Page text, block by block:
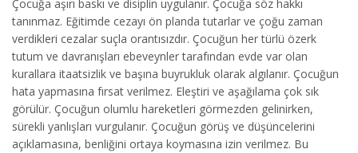
Çocuğa aşırı baskı ve disiplin uygulanır. Çocuğa söz hakkı
tanınmaz. Eğitimde cezayı ön planda tutarlar ve çoğu zaman
verdikleri cezalar suçla orantısızdır. Çocuğun her türlü özerk
tutum ve davranışları ebeveynler tarafından evde var olan
kurallara itaatsizlik ve başına buyrukluk olarak algılanır. Çocuğun
hata yapmasına fırsat verilmez. Eleştiri ve aşağılama çok sık
görülür. Çocuğun olumlu hareketleri görmezden gelinirken,
sürekli yanlışları vurgulanır. Çocuğun görüş ve düşüncelerini
açıklamasına, benliğini ortaya koymasına izin verilmez. Bu